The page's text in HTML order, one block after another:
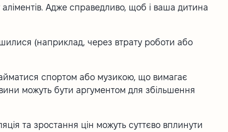
Адже справедливо, щоб і ваша дитина
(наприклад, через втрату роботи або
спортом або музикою, що вимагає
можуть бути аргументом для збільшення
та зростання цін можуть суттєво вплинути